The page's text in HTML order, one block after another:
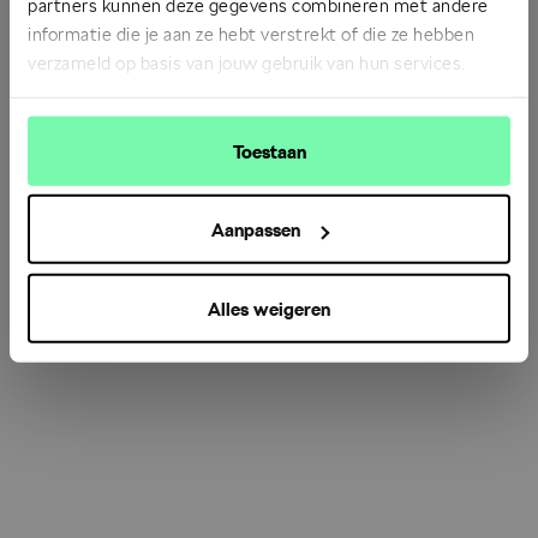
partners kunnen deze gegevens combineren met andere
informatie die je aan ze hebt verstrekt of die ze hebben
verzameld op basis van jouw gebruik van hun services.
Toestaan
Aanpassen
Alles weigeren